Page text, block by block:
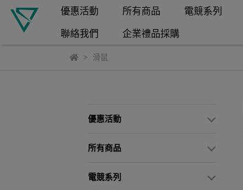
優惠活動 所有商品 電競系列
聯絡我們
企業禮品採購
滑鼠
優惠活動
所有商品
電競系列